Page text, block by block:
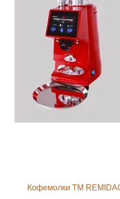
Кофемолки TM